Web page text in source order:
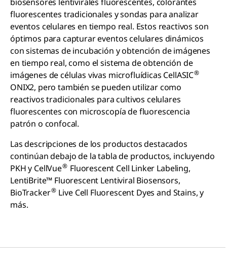
fluorescentes tradicionales y sondas para analizar
eventos celulares en tiempo real. Estos reactivos son
óptimos para capturar eventos celulares dinámicos
con sistemas de incubación y obtención de imágenes
en tiempo real, como el sistema de obtención de
imágenes de células vivas microfluídicas CellASIC®
ONIX2, pero también se pueden utilizar como
reactivos tradicionales para cultivos celulares
fluorescentes con microscopía de fluorescencia
patrón o confocal.
Las descripciones de los productos destacados
continúan debajo de la tabla de productos, incluyendo
PKH y CellVue® Fluorescent Cell Linker Labeling,
LentiBrite™ Fluorescent Lentiviral Biosensors,
BioTracker® Live Cell Fluorescent Dyes and Stains, y
más.